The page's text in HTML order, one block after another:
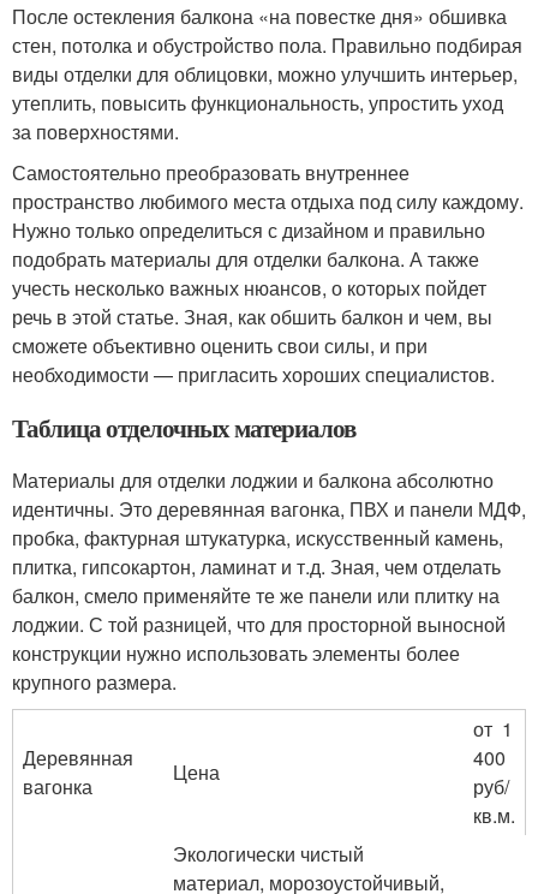
После остекления балкона «на повестке дня» обшивка
стен, потолка и обустройство пола. Правильно подбирая
виды отделки для облицовки, можно улучшить интерьер,
утеплить, повысить функциональность, упростить уход
за поверхностями.
Самостоятельно преобразовать внутреннее
пространство любимого места отдыха под силу каждому.
Нужно только определиться с дизайном и правильно
подобрать материалы для отделки балкона. А также
учесть несколько важных нюансов, о которых пойдет
речь в этой статье. Зная, как обшить балкон и чем, вы
сможете объективно оценить свои силы, и при
необходимости — пригласить хороших специалистов.
Таблица отделочных материалов
Материалы для отделки лоджии и балкона абсолютно
идентичны. Это деревянная вагонка, ПВХ и панели МДФ,
пробка, фактурная штукатурка, искусственный камень,
плитка, гипсокартон, ламинат и т.д. Зная, чем отделать
балкон, смело применяйте те же панели или плитку на
лоджии. С той разницей, что для просторной выносной
конструкции нужно использовать элементы более
крупного размера.
Деревянная
вагонка
Цена
от 1
400
руб/
кв.м.
Экологически чистый
материал, морозоустойчивый,